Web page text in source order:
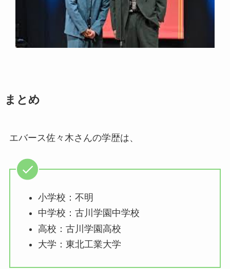
まとめ
エバース佐々木さんの学歴は、
小学校：不明
中学校：古川学園中学校
高校：古川学園高校
大学：東北工業大学